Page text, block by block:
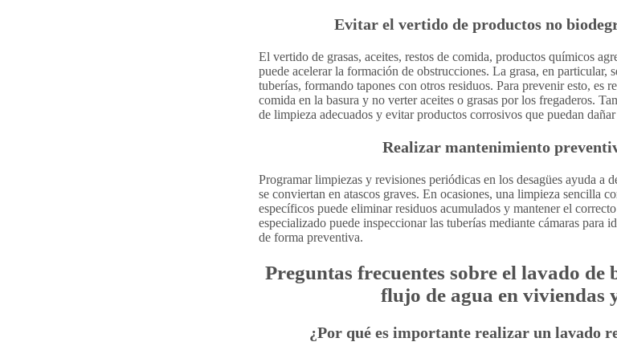
Evitar el vertido de productos no
El vertido de grasas, aceites, restos de comida, productos químicos
puede acelerar la formación de obstrucciones. La grasa, en particular,
tuberías, formando tapones con otros residuos. Para prevenir esto, es
comida en la basura y no verter aceites o grasas por los fregaderos.
de limpieza adecuados y evitar productos corrosivos que puedan
Realizar mantenimiento
Programar limpiezas y revisiones periódicas en los desagües ayuda a
se conviertan en atascos graves. En ocasiones, una limpieza sencilla
específicos puede eliminar residuos acumulados y mantener el
especializado puede inspeccionar las tuberías mediante cámaras para
de forma preventiva.
Preguntas frecuentes sobre el lavado de
flujo de agua en viviendas
¿Por qué es importante realizar un lavado